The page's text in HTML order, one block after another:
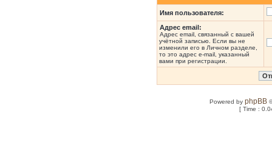
Имя пользователя:
Адрес email:
Адрес email, связанный с вашей
учётной записью. Если вы не
изменили его в Личном разделе,
то это адрес e-mail, указанный
вами при регистрации.
Powered byphpBB
[ Time :